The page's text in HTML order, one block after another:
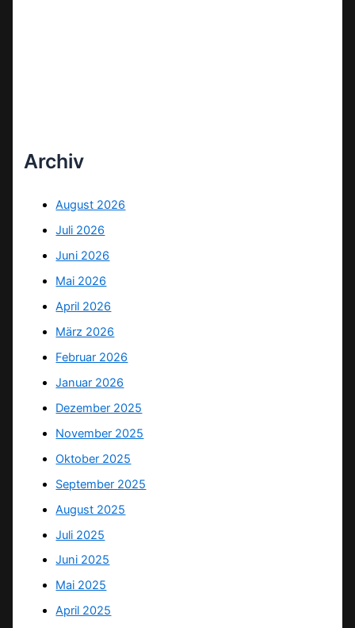
Archiv
August 2026
Juli 2026
Juni 2026
Mai 2026
April 2026
März 2026
Februar 2026
Januar 2026
Dezember 2025
November 2025
Oktober 2025
September 2025
August 2025
Juli 2025
Juni 2025
Mai 2025
April 2025